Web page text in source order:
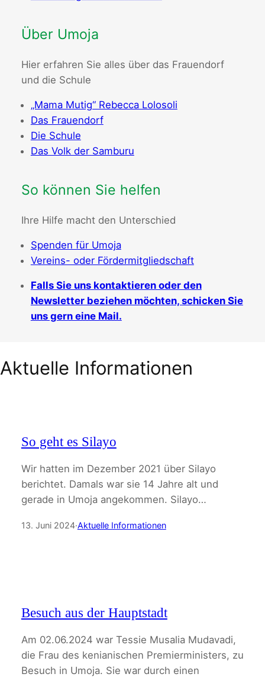
Über Umoja
Hier erfahren Sie alles über das Frauendorf
und die Schule
„Mama Mutig“ Rebecca Lolosoli
Das Frauendorf
Die Schule
Das Volk der Samburu
So können Sie helfen
Ihre Hilfe macht den Unterschied
Spenden für Umoja
Vereins- oder Fördermitgliedschaft
Falls Sie uns kontaktieren oder den
Newsletter beziehen möchten, schicken Sie
uns gern eine Mail.
Aktuelle Informationen
So geht es Silayo
Wir hatten im Dezember 2021 über Silayo
berichtet. Damals war sie 14 Jahre alt und
gerade in Umoja angekommen. Silayo…
13. Juni 2024·Aktuelle Informationen
Besuch aus der Hauptstadt
Am 02.06.2024 war Tessie Musalia Mudavadi,
die Frau des kenianischen Premierministers, zu
Besuch in Umoja. Sie war durch einen